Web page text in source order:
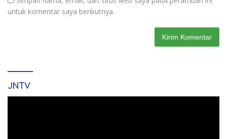
untuk komentar saya berikutnya.
JNTV